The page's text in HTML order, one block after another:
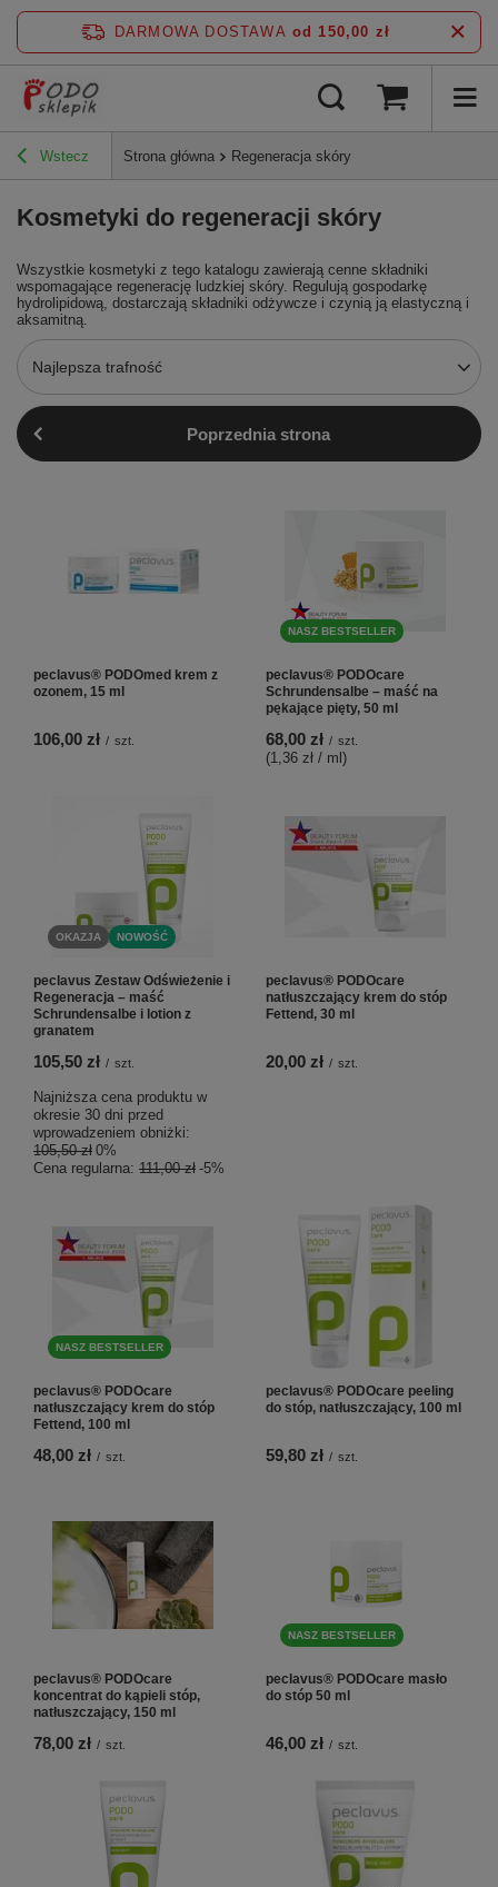
DARMOWA DOSTAWA od 150,00 zł
Wstecz Strona główna Regeneracja skóry
Kosmetyki do regeneracji skóry
Wszystkie kosmetyki z tego katalogu zawierają cenne składniki
wspomagające regenerację ludzkiej skóry. Regulują gospodarkę
hydrolipidową, dostarczają składniki odżywcze i czynią ją elastyczną i
aksamitną.
Najlepsza trafność
Poprzednia strona
peclavus® PODOmed krem z
ozonem, 15 ml
106,00 zł / szt.
NASZ BESTSELLER
peclavus® PODOcare
Schrundensalbe – maść na
pękające pięty, 50 ml
68,00 zł / szt.
(1,36 zł / ml )
OKAZJA NOWOŚĆ
peclavus Zestaw Odświeżenie i
Regeneracja – maść
Schrundensalbe i lotion z
granatem
105,50 zł / szt.
Najniższa cena produktu w
okresie 30 dni przed
wprowadzeniem obniżki:
105,50 zł 0%
Cena regularna: 111,00 zł -5%
peclavus® PODOcare
natłuszczający krem do stóp
Fettend, 30 ml
20,00 zł / szt.
NASZ BESTSELLER
peclavus® PODOcare
natłuszczający krem do stóp
Fettend, 100 ml
48,00 zł / szt.
peclavus® PODOcare peeling
do stóp, natłuszczający, 100 ml
59,80 zł / szt.
peclavus® PODOcare
koncentrat do kąpieli stóp,
natłuszczający, 150 ml
78,00 zł / szt.
NASZ BESTSELLER
peclavus® PODOcare masło
do stóp 50 ml
46,00 zł / szt.